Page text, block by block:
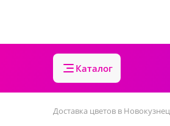
Каталог
Доставка цветов в